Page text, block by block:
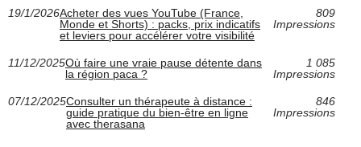
19/1/2026Acheter des vues YouTube (France,
Monde et Shorts) : packs, prix indicatifs
et leviers pour accélérer votre visibilité
809
Impressions
11/12/2025Où faire une vraie pause détente dans
la région paca ?
1 085
Impressions
07/12/2025Consulter un thérapeute à distance :
guide pratique du bien-être en ligne
avec therasana
846
Impressions